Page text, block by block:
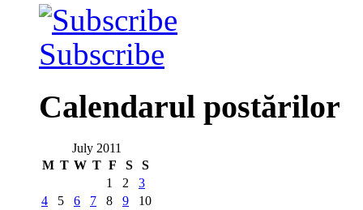
Subscribe
Calendarul postărilor
July 2011
M T W T F S
S
1
2
3
4
5 6 7 8 9
10